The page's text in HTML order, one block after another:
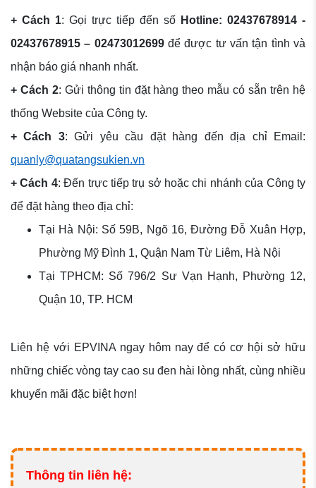
+ Cách 1: Gọi trực tiếp đến số Hotline: 02437678914 -
02437678915 – 02473012699để được tư vấn tận tình và
nhận báo giá nhanh nhất.
+ Cách 2: Gửi thông tin đặt hàng theo mẫu có sẵn trên hệ
thống Website của Công ty.
+ Cách 3: Gửi yêu cầu đặt hàng đến địa chỉ Email:
quanly@quatangsukien.vn
+ Cách 4: Đến trực tiếp trụ sở hoặc chi nhánh của Công ty
để đặt hàng theo địa chỉ:
Tại Hà Nội: Số 59B, Ngõ 16, Đường Đỗ Xuân Hợp,
Phường Mỹ Đình 1, Quận Nam Từ Liêm, Hà Nội
Tại TPHCM: Số 796/2 Sư Vạn Hạnh, Phường 12,
Quận 10, TP. HCM
Liên hệ với EPVINA ngay hôm nay để có cơ hội sở hữu
những chiếc vòng tay cao su đen hài lòng nhất, cùng nhiều
khuyến mãi đặc biệt hơn!
Thông tin liên hệ: